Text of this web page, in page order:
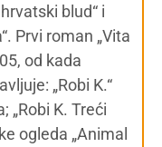
blud“ i
Prvi roman „Vita
od kada
„Robi K.“
„Robi K. Treći
ogleda „Animal